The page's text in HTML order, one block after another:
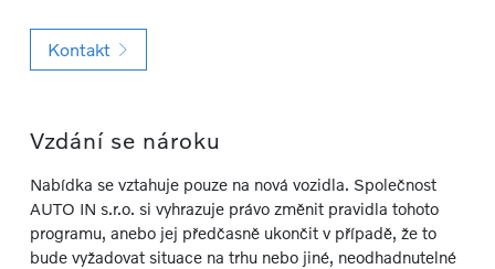
Kontakt
Vzdání se nároku
Nabídka se vztahuje pouze na nová vozidla. Společnost
AUTO IN s.r.o. si vyhrazuje právo změnit pravidla tohoto
programu, anebo jej předčasně ukončit v případě, že to
bude vyžadovat situace na trhu nebo jiné, neodhadnutelné